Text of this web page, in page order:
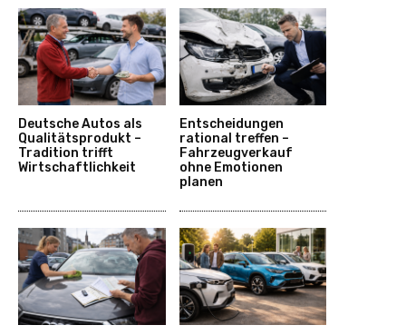
Deutsche Autos als
Qualitätsprodukt –
Tradition trifft
Wirtschaftlichkeit
Entscheidungen
rational treffen –
Fahrzeugverkauf
ohne Emotionen
planen